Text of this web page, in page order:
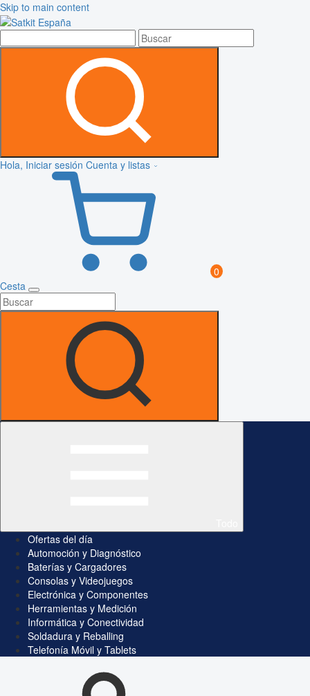
Skip to main content
Hola, Iniciar sesión Cuenta y listas
0
Cesta
Ofertas del día
Automoción y Diagnóstico
Baterías y Cargadores
Consolas y Videojuegos
Electrónica y Componentes
Herramientas y Medición
Informática y Conectividad
Soldadura y Reballing
Telefonía Móvil y Tablets